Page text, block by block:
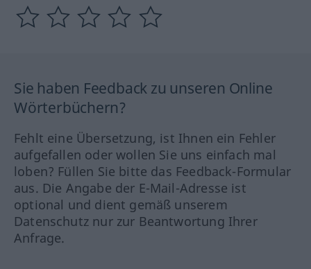
Sie haben Feedback zu unseren Online
Wörterbüchern?
Fehlt eine Übersetzung, ist Ihnen ein Fehler
aufgefallen oder wollen Sie uns einfach mal
loben? Füllen Sie bitte das Feedback-Formular
aus. Die Angabe der E-Mail-Adresse ist
optional und dient gemäß unserem
Datenschutz nur zur Beantwortung Ihrer
Anfrage.